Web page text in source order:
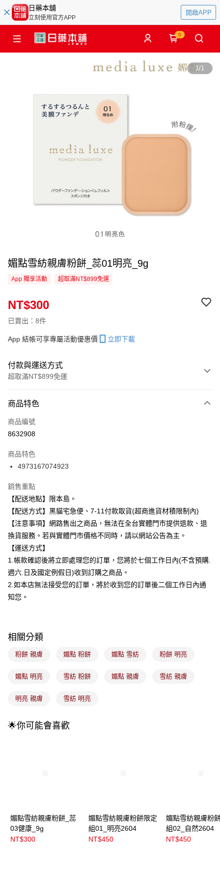
日藥本舖
立刻使用官方APP
開啟APP
0
1/1
媚點雪紡親膚粉餅_蕊01明亮_9g
App 獨享活動 超取滿NT$899免運
NT$300
已賣出：8件
App 結帳可享專屬活動優惠價 立即下載
付款與運送方式
超取滿NT$899免運
信用卡一次付款
信用卡分期付款
合作金庫商業銀行
華南商業銀行
國泰世華商業銀行
臺灣中小企業銀行
匯豐（台灣）商業銀行
華泰商業銀行
聯邦商業銀行
遠東國際商業銀行
元大商業銀行
永豐商業銀行
台新國際商業銀行
台灣樂天信用卡公司
Apple Pay
街口支付
悠遊付
Google Pay
全盈+PAY
大哥付你分期
相關說明
流程，驗證手機門號後，選擇欲分期的期數、繳款截止日，確認付款後即完
3.實際核准額度、可分期數及費用金額請依後續交易確認頁面所載為準。
消。如遇「轉專審核」未通過狀況，表示未達大哥付你分期系統評分，恕無
1.分期款項不併入電信帳單，「大哥付你分期」於每月結算日後寄送繳費提
帳／街口支付／iPASS MONEY」等通路繳費。
運送方式
全家取貨付款
每筆NT$100，滿NT$899(含以上)免運費
7-11取貨付款
付款後門市自取
每筆NT$100，滿NT$399(含以上)免運費
商品特色
商品編號
8632908
商品特色
4973167074923
銷售重點
【配送地點】限本島。
【配送方式】黑貓宅急便、7-11付款取貨(超商進貨材積限制內)
【注意事項】網路售出之商品，無法在全台實體門市提供退款、退
換貨服務。若與實體門市價格不同時，請以網站公告為主。
【運送方式】
1.帳款確認後將立即處理您的訂單，您將於七個工作日內(不含預購.
週六.日及國定例假日)收到訂購之商品。
2.如本店無法接受您的訂單，將於收到您的訂單後二個工作日內通
知您。
相關分類
粉餅 親膚 媚點 粉餅 媚點 雪紡 粉餅 明亮
媚點 明亮 雪紡 粉餅 媚點 親膚 雪紡 親膚
明亮 親膚 雪紡 明亮
🌟你可能會喜歡
媚點雪紡親膚粉餅_蕊
03健康_9g
NT$300
媚點雪紡親膚粉餅限定
組01_明亮2604
NT$450
媚點雪紡親膚粉
組02_自然2604
NT$450